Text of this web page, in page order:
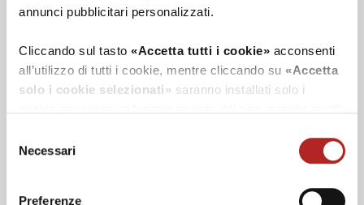
annunci pubblicitari personalizzati.
Cliccando sul tasto «Accetta tutti i cookie» acconsenti
all’utilizzo di tutti i cookie, mentre cliccando su «Accetta
solo i cookie selezionati» saranno installati solo i
su“Rifiuta i cookie”
, verranno installati solo i cookie
delNecessari
Preferenze
Fattoria Nicolucci